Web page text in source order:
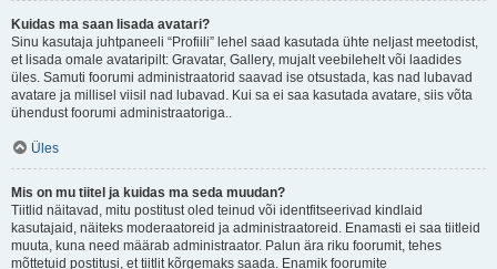
Kuidas ma saan lisada avatari?
Sinu kasutaja juhtpaneeli “Profiili” lehel saad kasutada ühte neljast meetodist,
et lisada omale avataripilt: Gravatar, Gallery, mujalt veebilehelt või laadides
üles. Samuti foorumi administraatorid saavad ise otsustada, kas nad lubavad
avatare ja millisel viisil nad lubavad. Kui sa ei saa kasutada avatare, siis võta
ühendust foorumi administraatoriga..
Üles
Mis on mu tiitel ja kuidas ma seda muudan?
Tiitlid näitavad, mitu postitust oled teinud või identfitseerivad kindlaid
kasutajaid, näiteks moderaatoreid ja administraatoreid. Enamasti ei saa tiitleid
muuta, kuna need määrab administraator. Palun ära riku foorumit, tehes
mõttetuid postitusi, et tiitlit kõrgemaks saada. Enamik foorumite